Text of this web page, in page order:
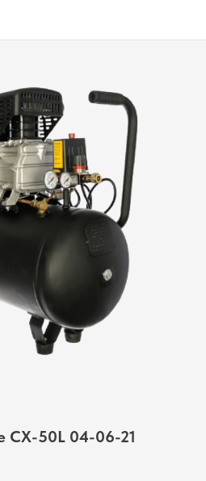
CX-50L 04-06-21